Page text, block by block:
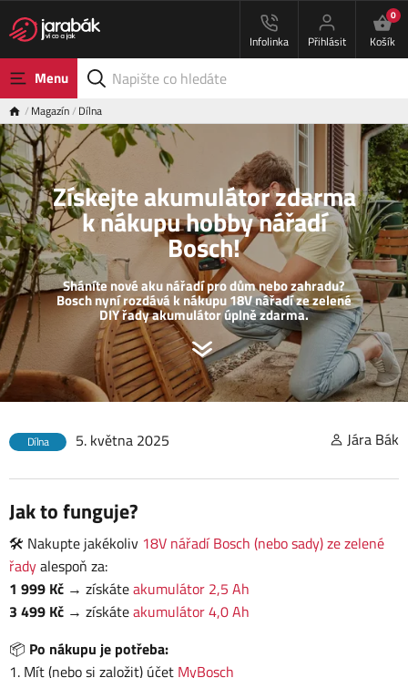
Infolinka Přihlásit
0
Košík
Menu
Magazín Dílna
Získejte akumulátor zdarma
k nákupu hobby nářadí
Bosch!
Sháníte nové aku nářadí pro dům nebo zahradu?
Bosch nyní rozdává k nákupu 18V nářadí ze zelené
DIY řady akumulátor úplně zdarma.
Dílna 5. května 2025 Jára Bák
Jak to funguje?
🛠️ Nakupte jakékoliv 18V nářadí Bosch (nebo sady) ze zelené
řadyalespoň za:
1 999 Kč → získáteakumulátor 2,5 Ah
3 499 Kč → získáteakumulátor 4,0 Ah
📦 Po nákupu je potřeba:
1. Mít (nebo si založit) účet MyBosch